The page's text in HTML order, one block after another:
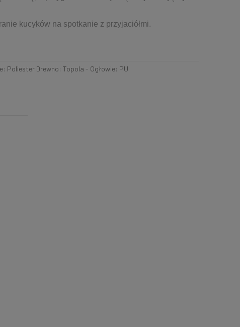
kucyków na spotkanie z przyjaciółmi.
Poliester Drewno: Topola - Ogłowie: PU